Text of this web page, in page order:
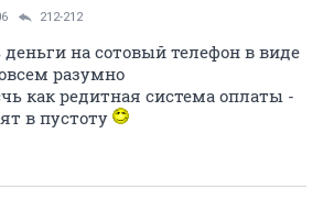
212-212
на сотовый телефон в виде
разумно
как редитная система оплаты -
в пустоту